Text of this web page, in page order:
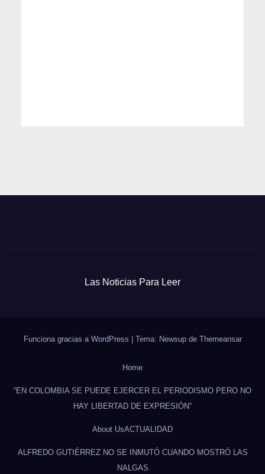
Las Noticias Para Leer
Funciona gracias a WordPress Tema: Newsup de Themeansar
Home
“EN COLOMBIA SE PUEDE EJERCER EL PERIODISMO PERO NO
HAY LIBERTAD DE EXPRESIÓN”
About UsACTUALIDAD
ALFREDO GUTIÉRREZ NO SE INMUTÓ CUANDO MOSTRÓ LAS
NALGAS